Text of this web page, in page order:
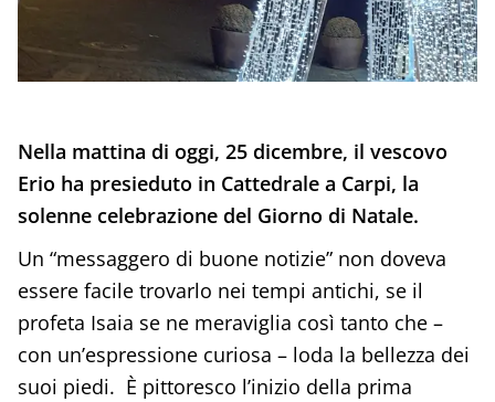
Nella mattina di oggi, 25 dicembre, il vescovo
Erio ha presieduto in Cattedrale a Carpi, la
solenne celebrazione del Giorno di Natale.
Un “messaggero di buone notizie” non doveva
essere facile trovarlo nei tempi antichi, se il
profeta Isaia se ne meraviglia così tanto che –
con un’espressione curiosa – loda la bellezza dei
suoi piedi. È pittoresco l’inizio della prima